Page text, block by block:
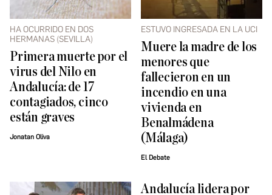
HA OCURRIDO EN DOS
HERMANAS (SEVILLA)
Primera muerte por el
virus del Nilo en
Andalucía: de 17
contagiados, cinco
están graves
Jonatan Oliva
ESTUVO INGRESADA EN LA UCI
Muere la madre de los
menores que
fallecieron en un
incendio en una
vivienda en
Benalmádena
(Málaga)
El Debate
Andalucía lidera por